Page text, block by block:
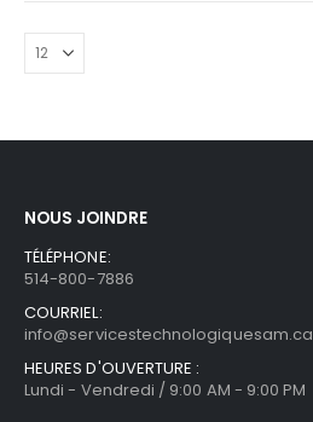
NOUS JOINDRE
TÉLÉPHONE:
514-800-7886
COURRIEL:
info@servicestechnologiquesam.ca
HEURES D'OUVERTURE :
Lundi - Vendredi / 9:00 AM - 9:00 PM